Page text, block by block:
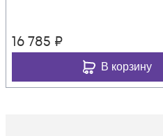
16 785 ₽
В корзину